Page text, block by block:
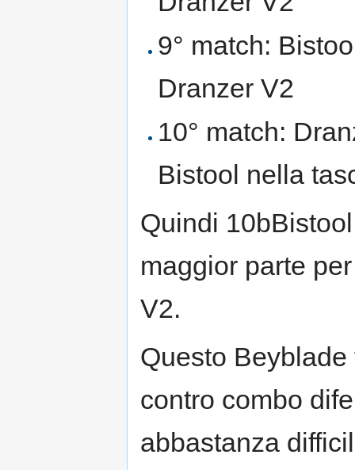
9° match:
Dranzer V2
10° match:
Bistool nella
Quindi
maggior parte
V2.
Questo
contro combo
abbastanza